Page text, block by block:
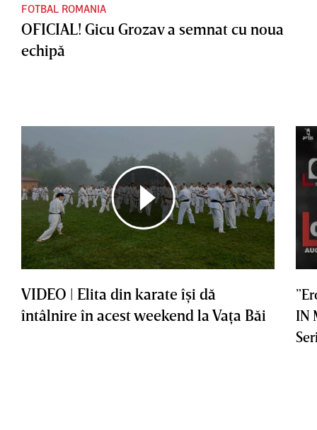
FOTBAL ROMANIA
OFICIAL! Gicu Grozav a semnat cu noua
echipă
VIDEO | Elita din karate îşi dă
întâlnire în acest weekend la Vaţa Băi
IN